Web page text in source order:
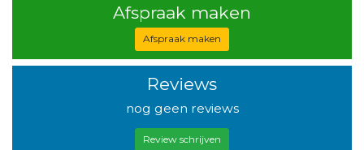
Afspraak maken
Afspraak maken
Reviews
nog geen reviews
Review schrijven